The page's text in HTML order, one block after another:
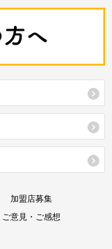
加盟店募集
ご意見・ご感想